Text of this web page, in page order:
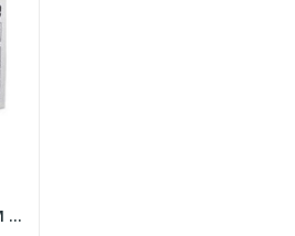
CABLE UNIPOLAR4MM AZUL CONEXION H07V-K